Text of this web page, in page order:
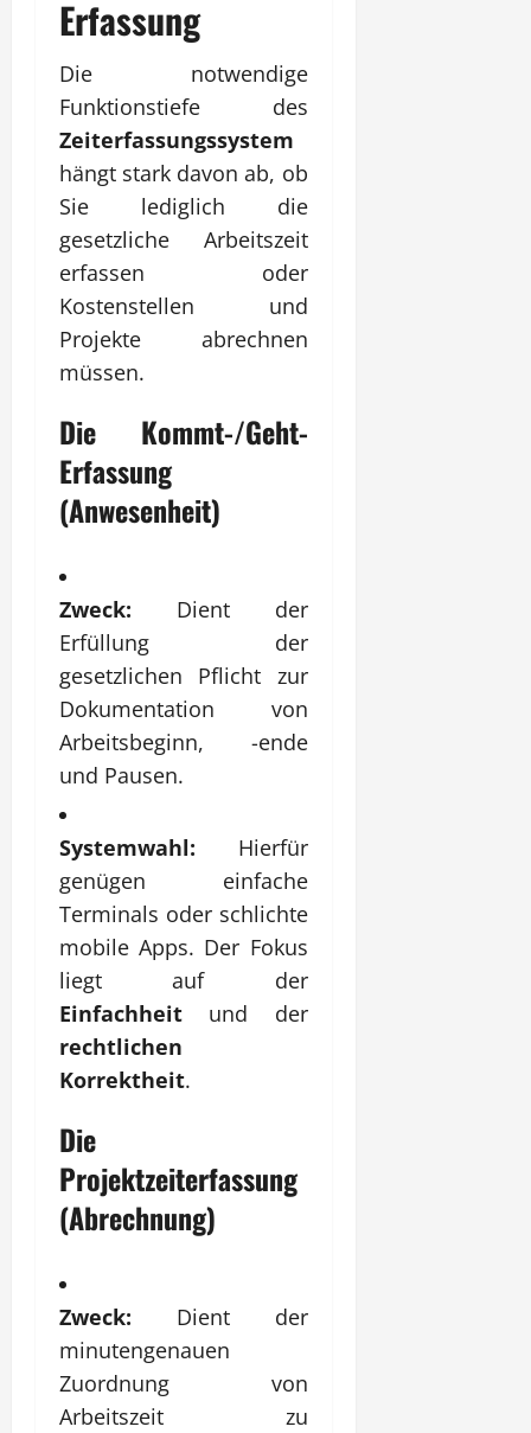
Erfassung
Die notwendige
Funktionstiefe des
Zeiterfassungssystem
hängt stark davon ab, ob
Sie lediglich die
gesetzliche Arbeitszeit
erfassen oder
Kostenstellen und
Projekte abrechnen
müssen.
Die Kommt-/Geht-
Erfassung
(Anwesenheit)
Zweck: Dient der
Erfüllung der
gesetzlichen Pflicht zur
Dokumentation von
Arbeitsbeginn, -ende
und Pausen.
Systemwahl: Hierfür
genügen einfache
Terminals oder schlichte
mobile Apps. Der Fokus
liegt auf der
Einfachheit und der
rechtlichen
Korrektheit.
Die
Projektzeiterfassung
(Abrechnung)
Zweck: Dient der
minutengenauen
Zuordnung von
Arbeitszeit zu